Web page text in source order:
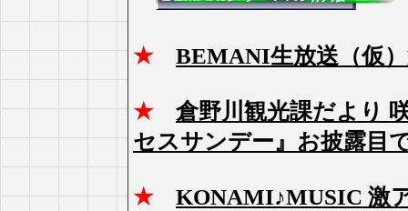
★ BEMANI生放送（仮
★
倉野川観光課だより
セスサンデー』お披露目
★
KONAMI♪MUSIC 激